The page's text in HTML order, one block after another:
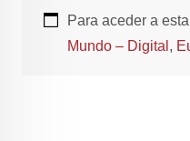
Para aceder a
Mundo – Digital ,